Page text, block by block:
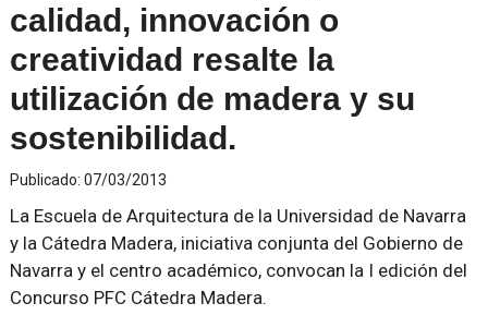
calidad, innovación o
creatividad resalte la
utilización de madera y su
sostenibilidad.
Publicado: 07/03/2013
La Escuela de Arquitectura de la Universidad de Navarra
y la Cátedra Madera, iniciativa conjunta del Gobierno de
Navarra y el centro académico, convocan la I edición del
Concurso PFC Cátedra Madera.